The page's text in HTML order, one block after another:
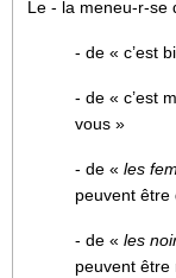
Le - la meneu-r-se
- de « c’est
- de « c’est
vous »
- de « les
peuvent être
- de « les
peuvent être